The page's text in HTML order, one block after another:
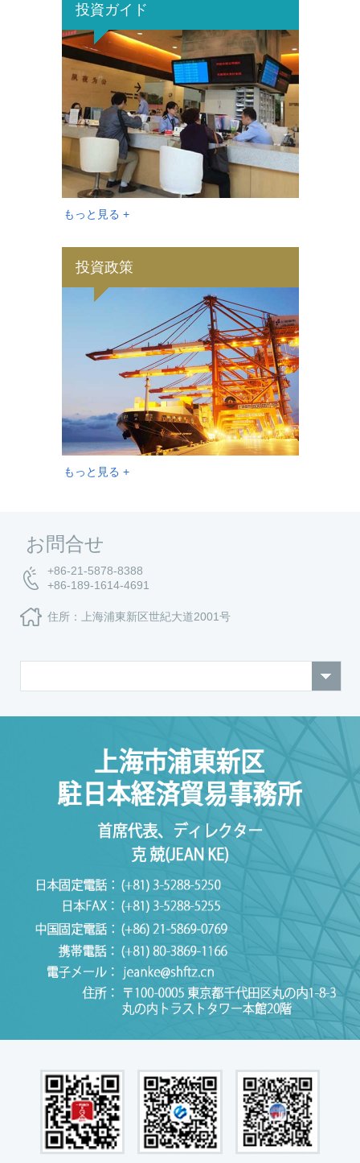
投資ガイド
もっと見る +
投資政策
もっと見る +
お問合せ
+86-21-5878-8388
+86-189-1614-4691
住所：上海浦東新区世紀大道2001号